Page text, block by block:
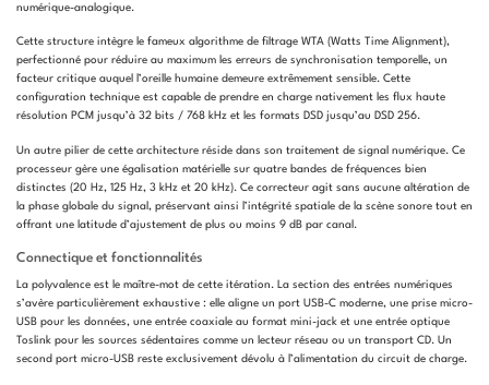
numérique-analogique.
Cette structure intègre le fameux algorithme de filtrage WTA (Watts Time Alignment),
perfectionné pour réduire au maximum les erreurs de synchronisation temporelle, un
facteur critique auquel l’oreille humaine demeure extrêmement sensible. Cette
configuration technique est capable de prendre en charge nativement les flux haute
résolution PCM jusqu’à 32 bits / 768 kHz et les formats DSD jusqu’au DSD 256.
Un autre pilier de cette architecture réside dans son traitement de signal numérique. Ce
processeur gère une égalisation matérielle sur quatre bandes de fréquences bien
distinctes (20 Hz, 125 Hz, 3 kHz et 20 kHz). Ce correcteur agit sans aucune altération de
la phase globale du signal, préservant ainsi l’intégrité spatiale de la scène sonore tout en
offrant une latitude d’ajustement de plus ou moins 9 dB par canal.
Connectique et fonctionnalités
La polyvalence est le maître-mot de cette itération. La section des entrées numériques
s’avère particulièrement exhaustive : elle aligne un port USB-C moderne, une prise micro-
USB pour les données, une entrée coaxiale au format mini-jack et une entrée optique
Toslink pour les sources sédentaires comme un lecteur réseau ou un transport CD. Un
second port micro-USB reste exclusivement dévolu à l’alimentation du circuit de charge.